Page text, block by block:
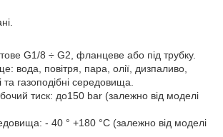
G1/8 ÷ G2, фланцеве або під трубку.
вода, повітря, пара, олії, дизпаливо,
та газоподібні середовища.
тиск: до150 bar (залежно від моделі
- 40 ° +180 °C (залежно від моделі